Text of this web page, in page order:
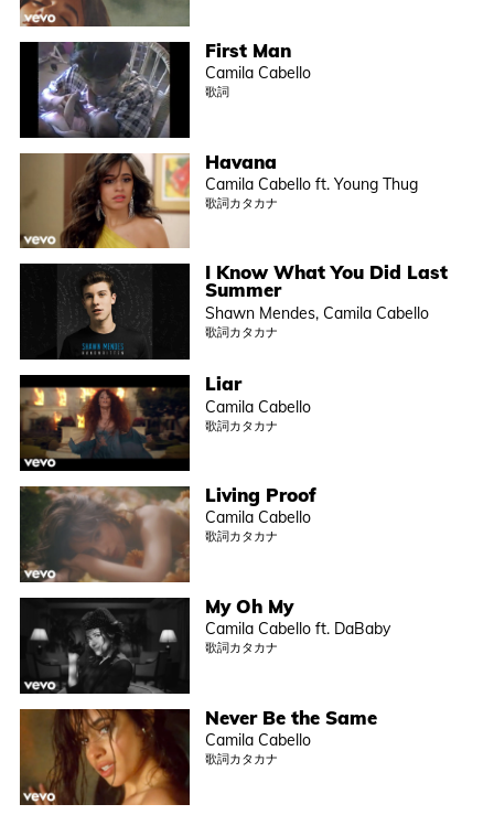
First Man
Camila Cabello
歌詞
Havana
Camila Cabello ft. Young Thug
歌詞カタカナ
I Know What You Did Last
Summer
Shawn Mendes, Camila Cabello
歌詞カタカナ
Liar
Camila Cabello
歌詞カタカナ
Living Proof
Camila Cabello
歌詞カタカナ
My Oh My
Camila Cabello ft. DaBaby
歌詞カタカナ
Never Be the Same
Camila Cabello
歌詞カタカナ